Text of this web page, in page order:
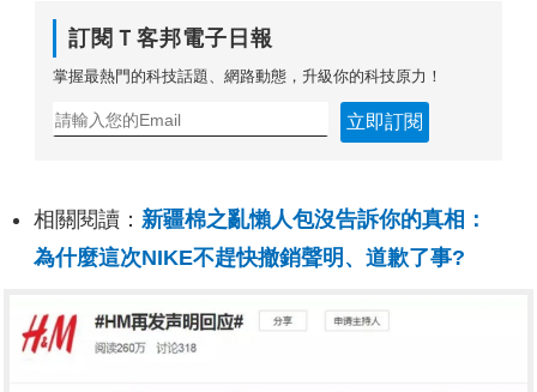
訂閱Ｔ客邦電子日報
掌握最熱門的科技話題、網路動態，升級你的科技原力！
立即訂閱
相關閱讀： 新疆棉之亂懶人包沒告訴你的真相：
為什麼這次NIKE不趕快撤銷聲明、道歉了事?